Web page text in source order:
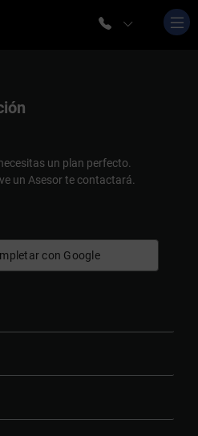
un plan perfecto.
un Asesor te contactará.
con Google